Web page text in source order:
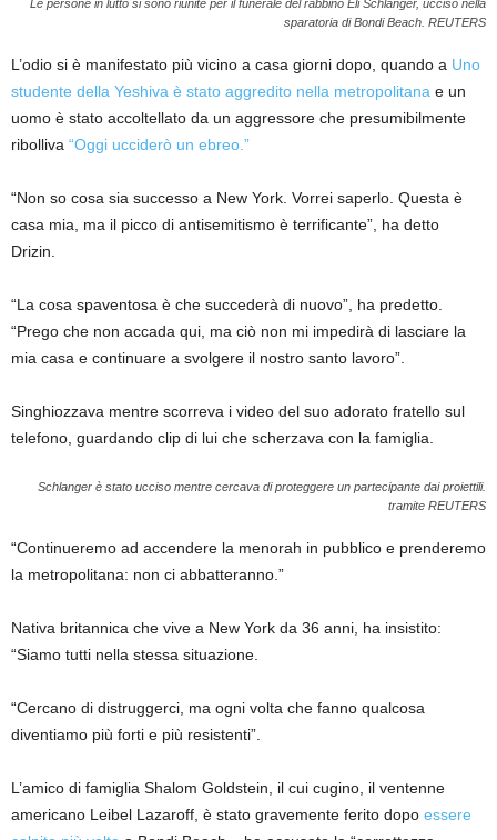
Le persone in lutto si sono riunite per il funerale del rabbino Eli Schlanger, ucciso nella
sparatoria di Bondi Beach. REUTERS
L’odio si è manifestato più vicino a casa giorni dopo, quando a Uno
studente della Yeshiva è stato aggredito nella metropolitana e un
uomo è stato accoltellato da un aggressore che presumibilmente
ribolliva “Oggi ucciderò un ebreo.”
“Non so cosa sia successo a New York. Vorrei saperlo. Questa è
casa mia, ma il picco di antisemitismo è terrificante”, ha detto
Drizin.
“La cosa spaventosa è che succederà di nuovo”, ha predetto.
“Prego che non accada qui, ma ciò non mi impedirà di lasciare la
mia casa e continuare a svolgere il nostro santo lavoro”.
Singhiozzava mentre scorreva i video del suo adorato fratello sul
telefono, guardando clip di lui che scherzava con la famiglia.
Schlanger è stato ucciso mentre cercava di proteggere un partecipante dai proiettili.
tramite REUTERS
“Continueremo ad accendere la menorah in pubblico e prenderemo
la metropolitana: non ci abbatteranno.”
Nativa britannica che vive a New York da 36 anni, ha insistito:
“Siamo tutti nella stessa situazione.
“Cercano di distruggerci, ma ogni volta che fanno qualcosa
diventiamo più forti e più resistenti”.
L’amico di famiglia Shalom Goldstein, il cui cugino, il ventenne
americano Leibel Lazaroff, è stato gravemente ferito dopo essere